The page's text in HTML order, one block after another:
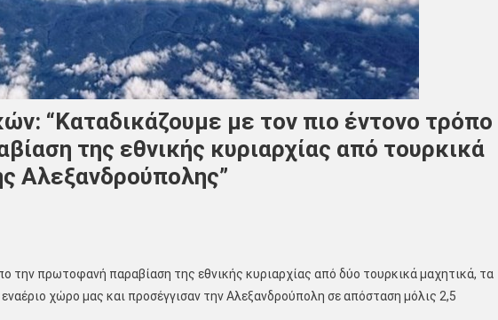
“Καταδικάζουμε με τον πιο έντονο τρόπο
της εθνικής κυριαρχίας από τουρκικά
Αλεξανδρούπολης”
την πρωτοφανή παραβίαση της εθνικής κυριαρχίας από δύο τουρκικά μαχητικά, τα
χώρο μας και προσέγγισαν την Αλεξανδρούπολη σε απόσταση μόλις 2,5